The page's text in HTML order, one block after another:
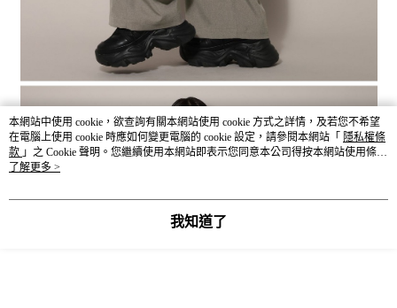
本網站中使用 cookie，欲查詢有關本網站使用 cookie 方式之詳情，及若您不希望
在電腦上使用 cookie 時應如何變更電腦的 cookie 設定，請參閱本網站「 隱私權條
款 」之 Cookie 聲明。您繼續使用本網站即表示您同意本公司得按本網站使用條款
之 Cookie 聲明使用 cookie。
了解更多 >
我知道了